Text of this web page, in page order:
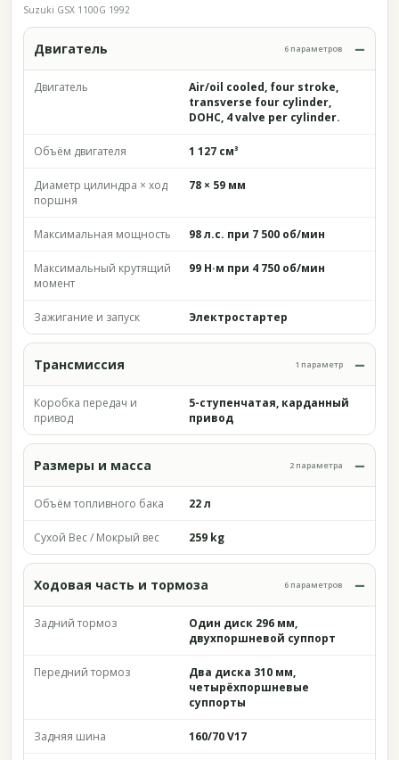
Suzuki GSX 1100G 1992
Двигатель 6 параметров
Двигатель
Air/oil cooled, four stroke,
transverse four cylinder,
DOHC, 4 valve per cylinder.
Объём двигателя 1 127 см³
Диаметр цилиндра × ход
поршня
78 × 59 мм
Максимальная мощность 98 л.с. при 7 500 об/мин
Максимальный крутящий
момент
99 Н·м при 4 750 об/мин
Зажигание и запуск Электростартер
Трансмиссия 1 параметр
Коробка передач и
привод
5-ступенчатая, карданный
привод
Размеры и масса 2 параметра
Объём топливного бака 22 л
Сухой Вес / Мокрый вес 259 kg
Ходовая часть и тормоза 6 параметров
Задний тормоз
Один диск 296 мм,
двухпоршневой суппорт
Передний тормоз
Два диска 310 мм,
четырёхпоршневые
суппорты
Задняя шина 160/70 V17